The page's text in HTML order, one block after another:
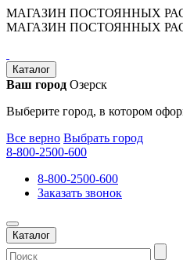
МАГАЗИН ПОСТОЯННЫХ
МАГАЗИН ПОСТОЯННЫХ
Каталог
Ваш город Озерск
Выберите город, в котором
Все верно Выбрать город
8-800-2500-600
8-800-2500-600
Заказать звонок
Каталог